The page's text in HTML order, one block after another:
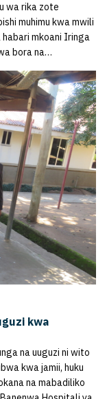
wa rika zote
muhimu kwa mwili
habari mkoani Iringa
bora na…
kwa
na uuguzi ni wito
kwa jamii, huku
na mabadiliko